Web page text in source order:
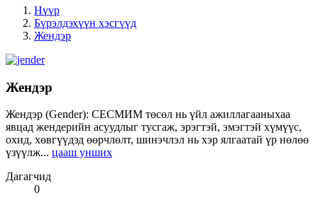
Нүүр
Бүрэлдэхүүн хэсгүүд
Жендэр
Жендэр
Жендэр (Gender): СЕСМИМ төсөл нь үйл ажиллагааныхаа
явцад жендерийн асуудлыг тусгаж, эрэгтэй, эмэгтэй хүмүүс,
охид, хөвгүүдэд өөрчлөлт, шинэчлэл нь хэр ялгаатай үр нөлөө
үзүүлж... цааш унших
Дагагчид
0